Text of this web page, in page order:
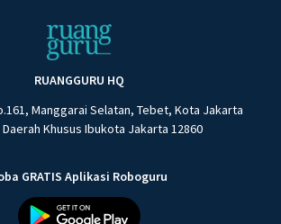
RUANGGURU HQ
Manggarai Selatan, Tebet, Kota Jakarta
Khusus Ibukota Jakarta 12860
GRATIS Aplikasi Roboguru